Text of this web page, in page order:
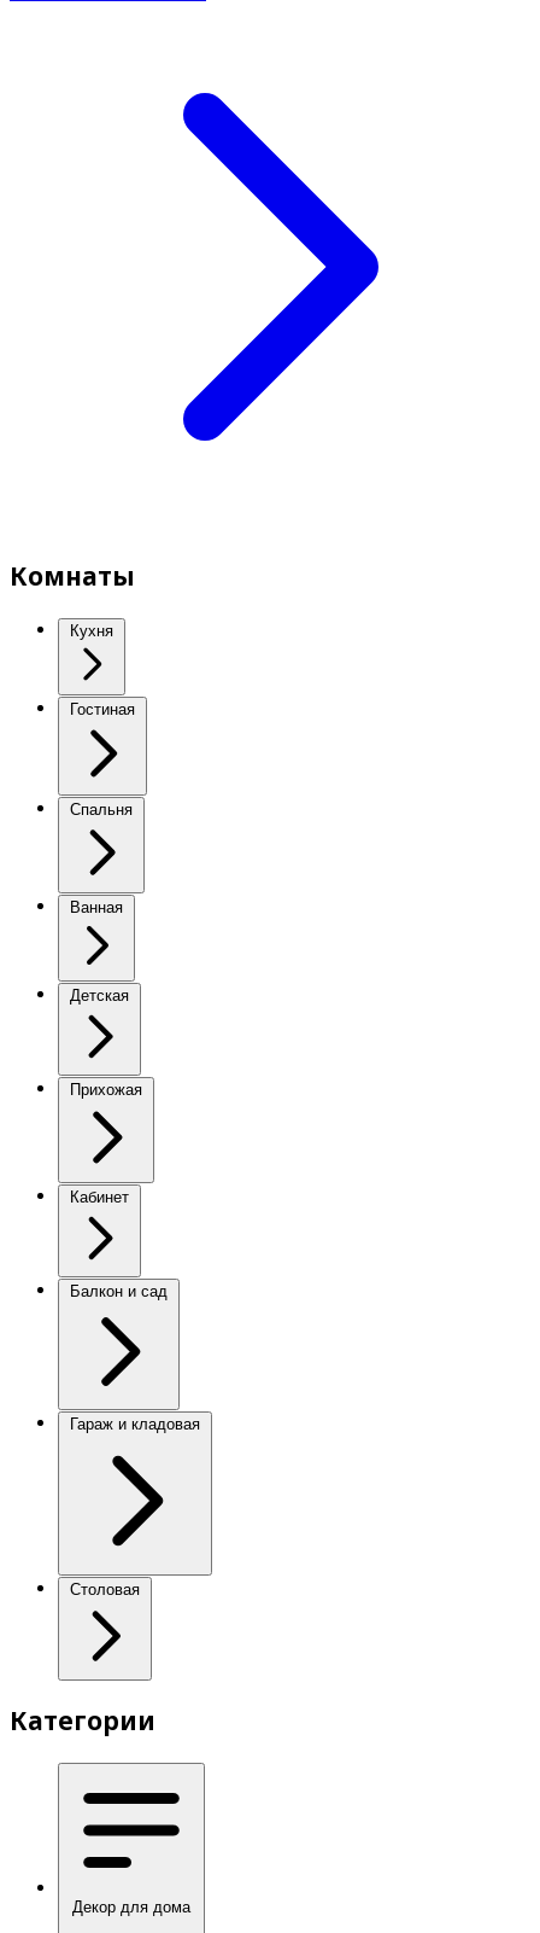
Комнаты
Кухня
Гостиная
Спальня
Ванная
Детская
Прихожая
Кабинет
Балкон и сад
Гараж и кладовая
Столовая
Категории
Декор для дома